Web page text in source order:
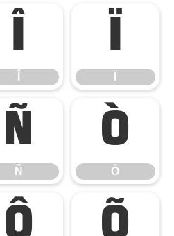
Î Ï
Ñ
Ñ
Ò
Ò
Ô Õ